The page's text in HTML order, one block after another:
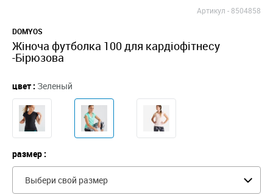
Артикул -8504858
DOMYOS
Жіноча футболка 100 для кардіофітнесу
-Бірюзова
цвет : Зеленый
размер :
Выбери свой размер